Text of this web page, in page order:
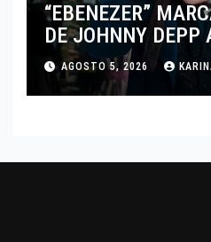
“EBENEZER”
DE JOHNNY DEPP
TRAS SU PASO
INDEPENDIENTE
AGOSTO 5, 2026